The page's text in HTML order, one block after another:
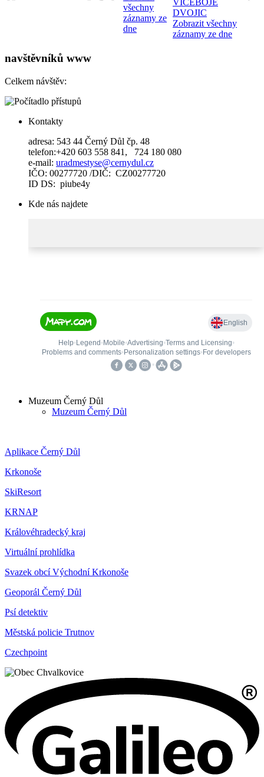
všechny
záznamy ze
dne
DVOJIC
Zobrazit všechny
záznamy ze dne
navštěvníků www
Celkem návštěv:
Kontakty
adresa: 543 44 Černý Důl čp. 48
telefon:+420 603 558 841, 724 180 080
e-mail: uradmestyse@cernydul.cz
IČO: 00277720 /DIČ: CZ00277720
ID DS: piube4y
Kde nás najdete
Muzeum Černý Důl
Muzeum Černý Důl
Aplikace Černý Důl
Krkonoše
SkiResort
KRNAP
Královéhradecký kraj
Virtuální prohlídka
Svazek obcí Východní Krkonoše
Geoporál Černý Důl
Psí detektiv
Městská policie Trutnov
Czechpoint